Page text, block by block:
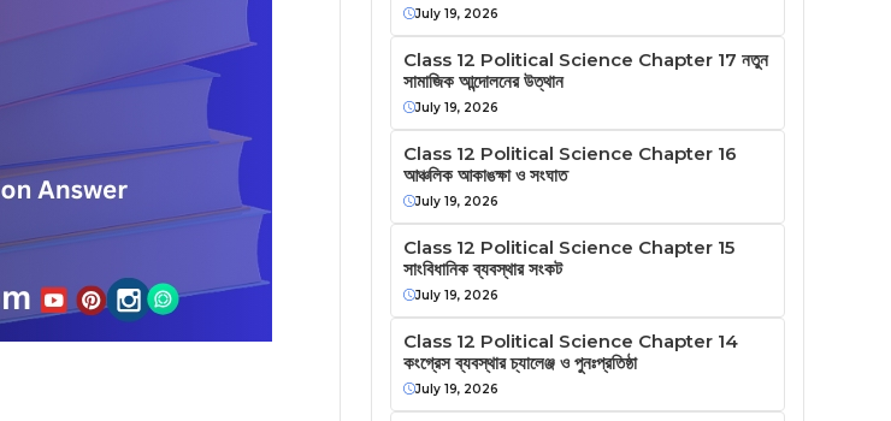
July 19, 2026
Class 12 Political Science Chapter 17 নতুন
সামাজিক আন্দোলনের উত্থান
July 19, 2026
Class 12 Political Science Chapter 16
আঞ্চলিক আকাঙক্ষা ও সংঘাত
July 19, 2026
Class 12 Political Science Chapter 15
সাংবিধানিক ব্যবস্থার সংকট
July 19, 2026
Class 12 Political Science Chapter 14
কংগ্রেস ব্যবস্থার চ্যালেঞ্জ ও পুনঃপ্রতিষ্ঠা
July 19, 2026